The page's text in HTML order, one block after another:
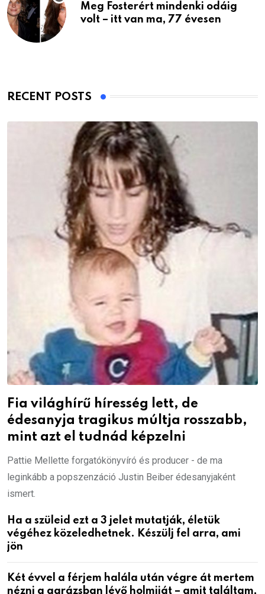
Meg Fosterért mindenki odáig
volt – itt van ma, 77 évesen
RECENT POSTS
Fia világhírű híresség lett, de
édesanyja tragikus múltja rosszabb,
mint azt el tudnád képzelni
Pattie Mellette forgatókönyvíró és producer - de ma
leginkább a popszenzáció Justin Beiber édesanyjaként
ismert.
Ha a szüleid ezt a 3 jelet mutatják, életük
végéhez közeledhetnek. Készülj fel arra, ami
jön
Két évvel a férjem halála után végre át mertem
nézni a garázsban lévő holmiját – amit találtam,